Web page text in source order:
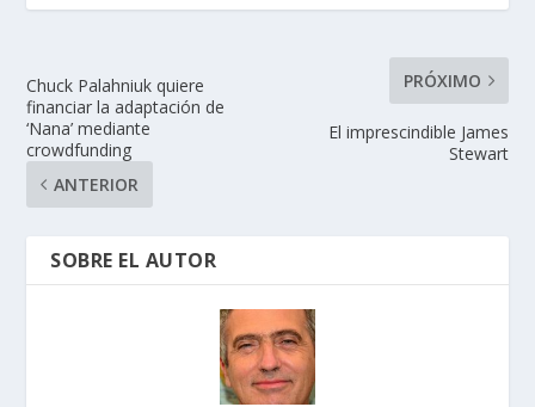
Chuck Palahniuk quiere
financiar la adaptación de
‘Nana’ mediante
crowdfunding
ANTERIOR
PRÓXIMO
El imprescindible James
Stewart
SOBRE EL AUTOR